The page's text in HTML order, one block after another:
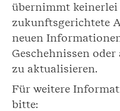
übernimmt
zukunftsgerichtete
neuen
Geschehnissen
zu aktualisieren.
Für weitere
bitte: